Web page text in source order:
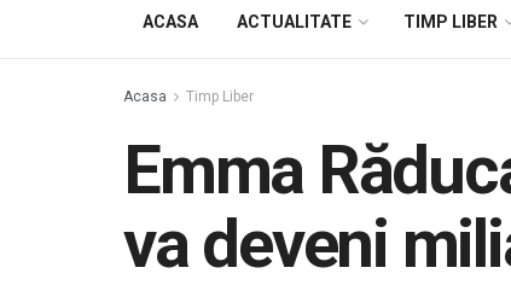
ACASA ACTUALITATE TIMP LIBER
Acasa Timp Liber
Emma
va deveni